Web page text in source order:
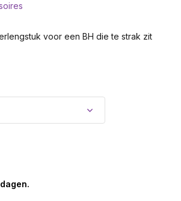
voor een BH die te strak zit